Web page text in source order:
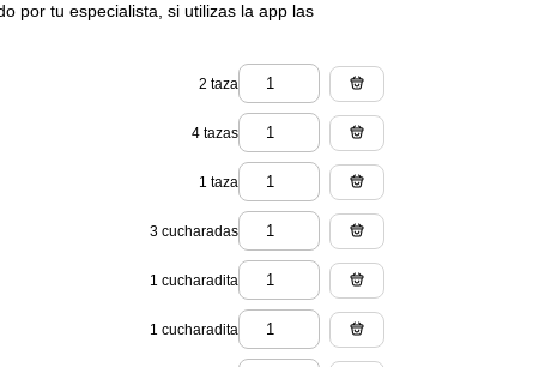
por tu especialista, si utilizas la app las
2 taza
4 tazas
1 taza
3 cucharadas
1 cucharadita
1 cucharadita